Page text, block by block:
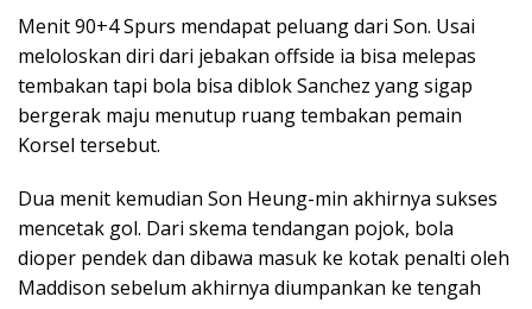
Menit 90+4 Spurs mendapat peluang dari Son. Usai
meloloskan diri dari jebakan offside ia bisa melepas
tembakan tapi bola bisa diblok Sanchez yang sigap
bergerak maju menutup ruang tembakan pemain
Korsel tersebut.
Dua menit kemudian Son Heung-min akhirnya sukses
mencetak gol. Dari skema tendangan pojok, bola
dioper pendek dan dibawa masuk ke kotak penalti oleh
Maddison sebelum akhirnya diumpankan ke tengah